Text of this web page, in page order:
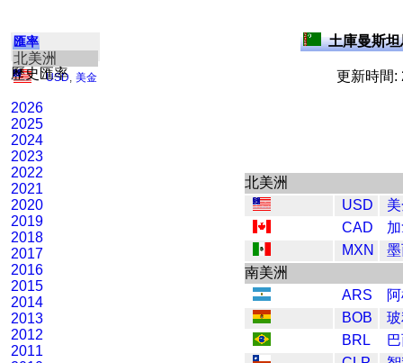
匯率
北美洲
USD 美金
歷史匯率
2026
2025
2024
2023
2022
2021
2020
2019
2018
2017
2016
2015
2014
2013
2012
2011
土庫曼斯
更新時間:
北美洲
USD
CAD
MXN
南美洲
ARS
BOB
BRL